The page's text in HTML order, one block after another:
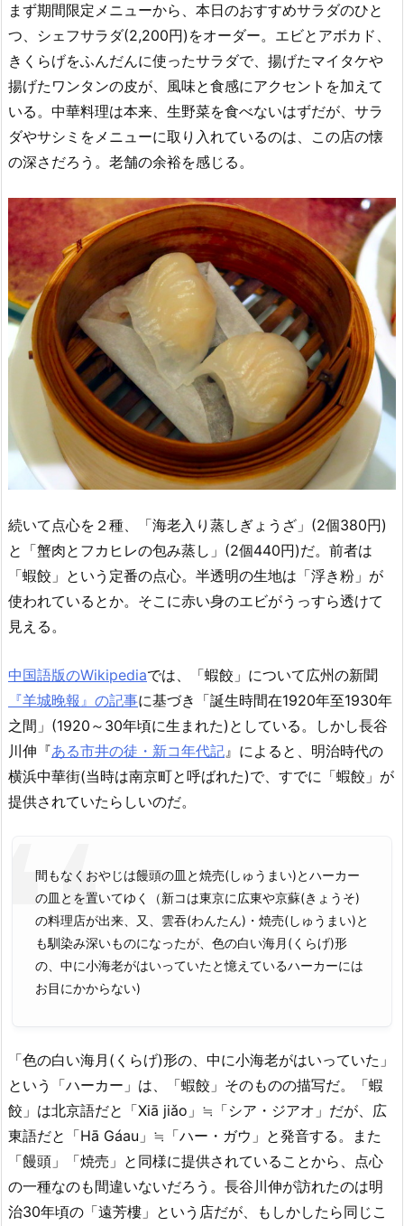
まず期間限定メニューから、本日のおすすめサラダのひと
つ、シェフサラダ(2,200円)をオーダー。エビとアボカド、
きくらげをふんだんに使ったサラダで、揚げたマイタケや
揚げたワンタンの皮が、風味と食感にアクセントを加えて
いる。中華料理は本来、生野菜を食べないはずだが、サラ
ダやサシミをメニューに取り入れているのは、この店の懐
の深さだろう。老舗の余裕を感じる。
続いて点心を２種、「海老入り蒸しぎょうざ」(2個380円)
と「蟹肉とフカヒレの包み蒸し」(2個440円)だ。前者は
「蝦餃」という定番の点心。半透明の生地は「浮き粉」が
使われているとか。そこに赤い身のエビがうっすら透けて
見える。
中国語版のWikipediaでは、「蝦餃」について広州の新聞
『羊城晚報』の記事に基づき「誕生時間在1920年至1930年
之間」(1920～30年頃に生まれた)としている。しかし長谷
川伸『ある市井の徒・新コ年代記 』によると、明治時代の
横浜中華街(当時は南京町と呼ばれた)で、すでに「蝦餃」が
提供されていたらしいのだ。
間もなくおやじは饅頭の皿と焼売(しゅうまい)とハーカー
の皿とを置いてゆく（新コは東京に広東や京蘇(きょうそ)
の料理店が出来、又、雲吞(わんたん)・焼売(しゅうまい)と
も馴染み深いものになったが、色の白い海月(くらげ)形
の、中に小海老がはいっていたと憶えているハーカーには
お目にかからない)
「色の白い海月(くらげ)形の、中に小海老がはいっていた」
という「ハーカー」は、「蝦餃」そのものの描写だ。「蝦
餃」は北京語だと「Xiā jiǎo」≒「シア・ジアオ」だが、広
東語だと「Hā Gáau」≒「ハー・ガウ」と発音する。また
「饅頭」「焼売」と同様に提供されていることから、点心
の一種なのも間違いないだろう。長谷川伸が訪れたのは明
治30年頃の「遠芳樓」という店だが、もしかしたら同じこ